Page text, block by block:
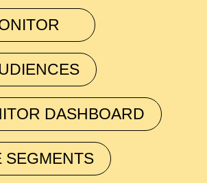
DASHBOARD
SEGMENTS